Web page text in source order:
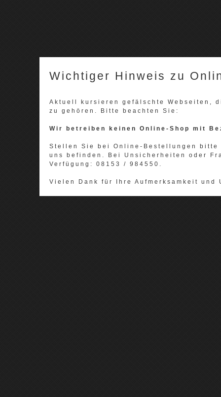
Wichtiger Hinweis zu
Aktuell kursieren gefälschte Webseiten,
zu gehören. Bitte beachten Sie:
Wir betreiben keinen Online-Shop mit
Stellen Sie bei Online-Bestellungen
uns befinden. Bei Unsicherheiten oder
Verfügung: 08153 / 984550.
Vielen Dank für Ihre Aufmerksamkeit und